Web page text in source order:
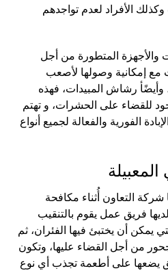
الأفراد لعدم تواجدهم
المتطورة من أجل
مع إمكانية وصولها لأصعب
وأيضًأ رشاش المبيدات، فهذه
للقضاء على الحشرات، و تهتم
الفورية والفعالة لجميع أنواع
شركة التعاون أُثناء مكافحة
فريق عمل يقوم بالتنقيب
يمكن أن يختبئ فيها الفئران، ثم
من أجل القضاء عليها، وتكون
يضعها على أطعمة تجذب أي نوع